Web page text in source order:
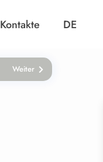
Kontakte DE
Weiter